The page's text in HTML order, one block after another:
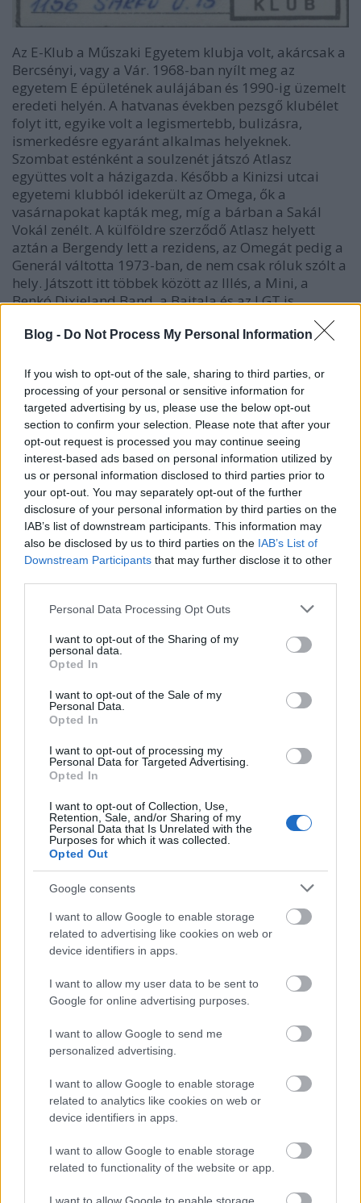
Blog - Do Not Process My Personal Information
If you wish to opt-out of the sale, sharing to third parties, or
processing of your personal or sensitive information for
targeted advertising by us, please use the below opt-out
section to confirm your selection. Please note that after your
opt-out request is processed you may continue seeing
interest-based ads based on personal information utilized by
us or personal information disclosed to third parties prior to
your opt-out. You may separately opt-out of the further
disclosure of your personal information by third parties on the
IAB’s list of downstream participants. This information may
also be disclosed by us to third parties on the IAB’s List of
Downstream Participants that may further disclose it to other
Please note that this website/app uses one or more Google
not limited to your visit or usage behaviour. You may click to
grant or deny consent to Google and its third-party tags to
use your data for below specified purposes in below Google
consent section.
Personal Data Processing Opt Outs
I want to opt-out of the Sharing of my
personal data.
Opted In
I want to opt-out of the Sale of my
Personal Data.
Opted In
I want to opt-out of processing my
Personal Data for Targeted Advertising.
Opted In
I want to opt-out of Collection, Use,
Retention, Sale, and/or Sharing of my
Personal Data that Is Unrelated with the
Purposes for which it was collected.
Opted Out
Google consents
I want to allow Google to enable storage
related to advertising like cookies on web or
device identifiers in apps.
I want to allow my user data to be sent to
Google for online advertising purposes.
I want to allow Google to send me
personalized advertising.
I want to allow Google to enable storage
related to analytics like cookies on web or
device identifiers in apps.
I want to allow Google to enable storage
related to functionality of the website or app.
Az E-Klub a Műszaki Egyetem klubja volt, akárcsak a
Bercsényi, vagy a Vár. 1968-ban nyílt meg az
egyetem E épületének aulájában és 1990-ig üzemelt
eredeti helyén. A hatvanas években pezsgő klubélet
folyt itt, egyike volt a legismertebb, bulizásra,
ismerkedésre egyaránt alkalmas helyeknek.
Szombat esténként a soulzenét játszó Atlasz
együttes volt a házigazda. Később a Kinizsi utcai
egyetemi klubból idekerült az Omega, ők a
vasárnapokat kapták meg, míg a bárban a Sakál
Vokál zenélt. A külföldre szerződő Atlasz helyett
aztán a Bergendy lett a rezidens, az Omegát pedig a
Generál váltotta 1973-ban, de nem csak róluk szólt a
hely. Játszott itt többek között az Illés, a Mini, a
Benkó Dixieland Band, a Bajtala és az LGT is.
Kezdetben a rendezők is főleg egyetemi hallgatók
helyezet magaslatán: a legenda szerint egyszer nem
engedték be civilben, lódenkabátja miatt azt az
Orszáczky Jackie-t, aki a Syriussal teltházas
koncerteket csinált a klubban. De nem csak a
koncertek vonzották az érdeklődőket, tartottak az E-
Klubban dokumentumfilm-vetítéseket és
előadássorozatokat is, időnként
politikailag/ideológiailag kényes témákról.
A hetvenes évek közepétől nem volt már annyira
fontos, divatos hely az E-Klub, de azért ekkoriban is
voltak itt jobb bulik. A Solaris-, KFT-, V’Moto Rock-,
Skorpió-, Gemini- és Prognózis-koncertek mellett egy
1979 novemberében pedig itt lépett fel először
énekessel az addig csak instrumentális zenét játszó
East. A kezdeti időkben a klub nyaranta bezárt, a
hetvenes évek végétől azonban ez is megváltozott, és
a diszkó is egyre nagyobb szerepet kapott a
programok között.
átköltözött a Népligetbe, az egykori Jurta Színház
épületébe. Ekkor már a rock és a metál volt a fő
komolyabb koncertek megrendezésére, olyan
nyugati bandákat tudott fogadni, mint a GBH, a New
Model Army, az Iron Maiden, a Hammerfall, Kip
Winger, az Opeth, az Anathema, a Psychotic Waltz,
vagy a Savatage.